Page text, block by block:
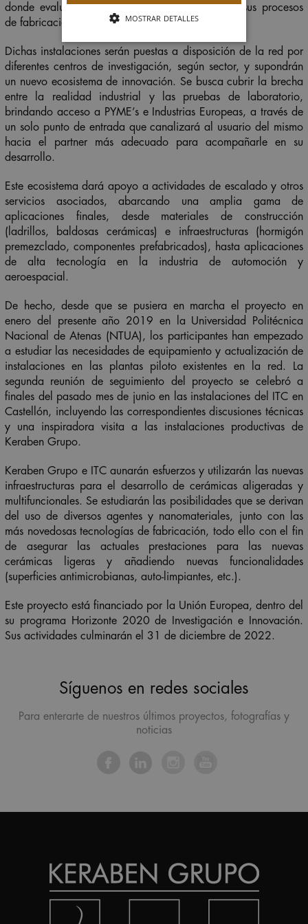
donde evaluar nuevos materiales innovadores y sus procesos
de fabricación.
Dichas instalaciones serán puestas a disposición de la red por
diferentes centros de investigación, según sector, y supondrán
un nuevo ecosistema de innovación. Se busca cubrir la brecha
entre la realidad industrial y las pruebas de laboratorio,
brindando acceso a PYME’s e Industrias Europeas, a través de
un solo punto de entrada que canalizará al usuario del mismo
hacia el partner más adecuado para acompañarle en su
desarrollo.
Este ecosistema dará apoyo a actividades de escalado y otros
servicios asociados, abarcando una amplia gama de
aplicaciones finales, desde materiales de construcción
(ladrillos, baldosas cerámicas) e infraestructuras (hormigón
premezclado, componentes prefabricados), hasta aplicaciones
de alta tecnología en la industria de automoción y
aeroespacial.
De hecho, desde que se pusiera en marcha el proyecto en
enero del presente año 2019 en la Universidad Politécnica
Nacional de Atenas (NTUA), los participantes han empezado
a estudiar las necesidades de equipamiento y actualización de
instalaciones en las plantas piloto existentes en la red. La
segunda reunión de seguimiento del proyecto se celebró a
finales del pasado mes de junio en las instalaciones del ITC en
Castellón, incluyendo las correspondientes discusiones técnicas
y una inspiradora visita a las instalaciones productivas de
Keraben Grupo.
Keraben Grupo e ITC aunarán esfuerzos y utilizarán las nuevas
infraestructuras para el desarrollo de cerámicas aligeradas y
multifuncionales. Se estudiarán las posibilidades que se derivan
del uso de diversos agentes y nanomateriales, junto con las
más novedosas tecnologías de fabricación, todo ello con el fin
de asegurar las actuales prestaciones para las nuevas
cerámicas ligeras y añadiendo nuevas funcionalidades
(superficies antimicrobianas, auto-limpiantes, etc.).
Este proyecto está financiado por la Unión Europea, dentro del
su programa Horizonte 2020 de Investigación e Innovación.
Sus actividades culminarán el 31 de diciembre de 2022.
Síguenos en redes sociales
Para enterarte de nuestros últimos proyectos, fotografías y
noticias
MOSTRAR DETALLES